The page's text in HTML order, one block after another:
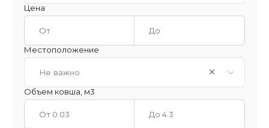
Цена
Местоположение
Не важно
Объем ковша, м3